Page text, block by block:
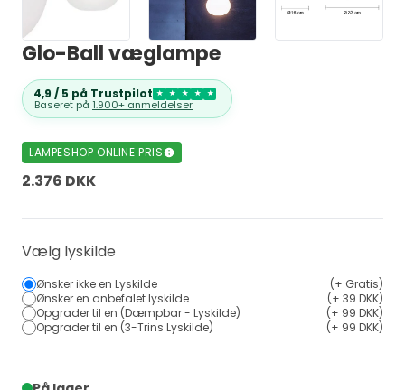
Glo-Ball væglampe
4,9 / 5 på Trustpilot ★ ★ ★ ★ ★
Baseret på 1.900+ anmeldelser
LAMPESHOP ONLINE PRIS
2.376 DKK
Vælg lyskilde
Ønsker ikke en Lyskilde
(+ Gratis)
Ønsker en anbefalet lyskilde
(+ 39 DKK)
Opgrader til en (Dæmpbar - Lyskilde)
(+ 99 DKK)
Opgrader til en (3-Trins Lyskilde)
(+ 99 DKK)